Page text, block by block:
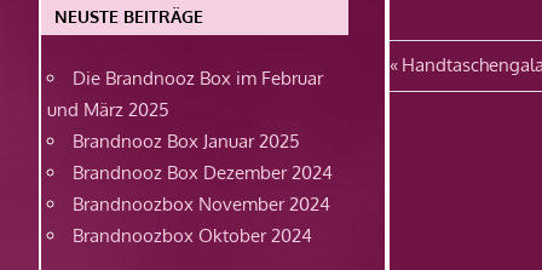
Vorheriger
Beitrag:
Handtaschengala
NEUSTE BEITRÄGE
Die Brandnooz Box im Februar
und März 2025
Brandnooz Box Januar 2025
Brandnooz Box Dezember 2024
Brandnoozbox November 2024
Brandnoozbox Oktober 2024